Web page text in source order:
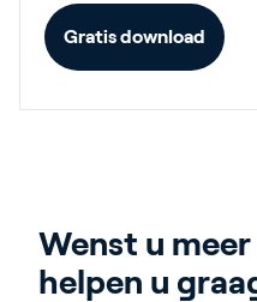
Gratis download
Wenst u
helpen u